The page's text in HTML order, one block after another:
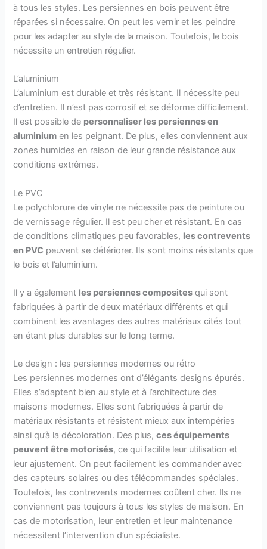
à tous les styles. Les persiennes en bois peuvent être
réparées si nécessaire. On peut les vernir et les peindre
pour les adapter au style de la maison. Toutefois, le bois
nécessite un entretien régulier.
L’aluminium
L’aluminium est durable et très résistant. Il nécessite peu
d’entretien. Il n’est pas corrosif et se déforme difficilement.
Il est possible de personnaliser les persiennes en
aluminium en les peignant. De plus, elles conviennent aux
zones humides en raison de leur grande résistance aux
conditions extrêmes.
Le PVC
Le polychlorure de vinyle ne nécessite pas de peinture ou
de vernissage régulier. Il est peu cher et résistant. En cas
de conditions climatiques peu favorables, les contrevents
en PVC peuvent se détériorer. Ils sont moins résistants que
le bois et l’aluminium.
Il y a également les persiennes composites qui sont
fabriquées à partir de deux matériaux différents et qui
combinent les avantages des autres matériaux cités tout
en étant plus durables sur le long terme.
Le design : les persiennes modernes ou rétro
Les persiennes modernes ont d’élégants designs épurés.
Elles s’adaptent bien au style et à l’architecture des
maisons modernes. Elles sont fabriquées à partir de
matériaux résistants et résistent mieux aux intempéries
ainsi qu’à la décoloration. Des plus,ces équipements
peuvent être motorisés, ce qui facilite leur utilisation et
leur ajustement. On peut facilement les commander avec
des capteurs solaires ou des télécommandes spéciales.
Toutefois, les contrevents modernes coûtent cher. Ils ne
conviennent pas toujours à tous les styles de maison. En
cas de motorisation, leur entretien et leur maintenance
nécessitent l’intervention d’un spécialiste.